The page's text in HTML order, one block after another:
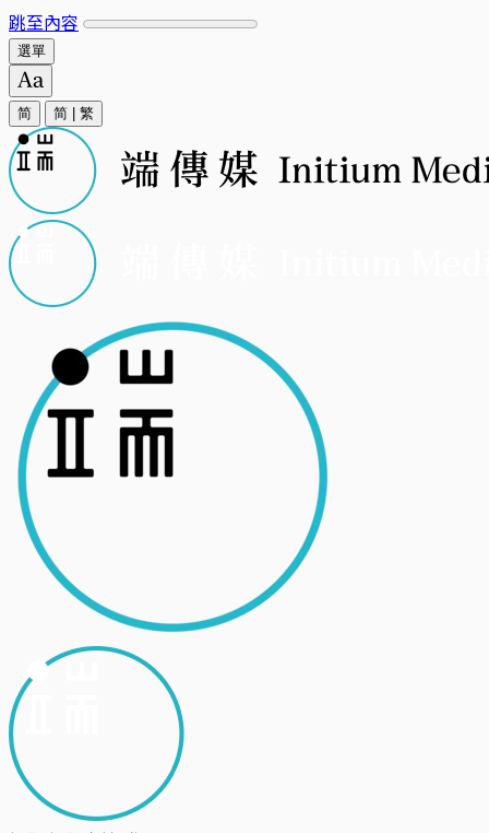
跳至內容
選單
简 简 繁